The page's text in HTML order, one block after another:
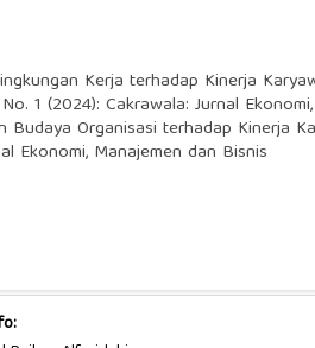
Kerja terhadap Kinerja
1 (2024): Cakrawala: Jurnal
Budaya Organisasi terhadap Kinerja
Ekonomi, Manajemen dan Bisnis